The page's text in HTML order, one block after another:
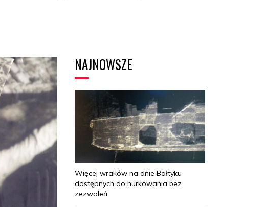
NAJNOWSZE
Więcej wraków na dnie Bałtyku
dostępnych do nurkowania bez
zezwoleń